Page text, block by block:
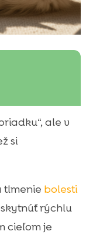
a prečo
signály v
a kedy už
na
ale v
si
tlmenie bolesti
rýchlu
cieľom je